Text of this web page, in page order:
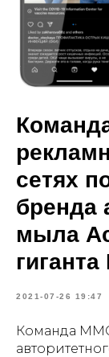
сетях
бренда
мыла
2021-07-26 19:47
Команда